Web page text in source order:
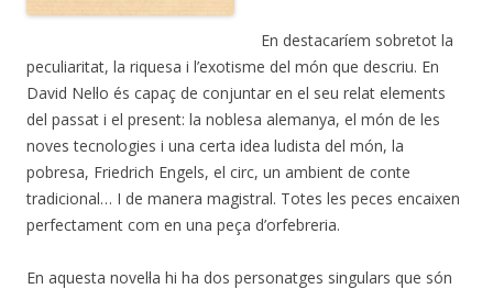
En destacaríem sobretot la
peculiaritat, la riquesa i l’exotisme del món que descriu. En
David Nel·lo és capaç de conjuntar en el seu relat elements
del passat i el present: la noblesa alemanya, el món de les
noves tecnologies i una certa idea ludista del món, la
pobresa, Friedrich Engels, el circ, un ambient de conte
tradicional… I de manera magistral. Totes les peces encaixen
perfectament com en una peça d’orfebreria.
En aquesta novel·la hi ha dos personatges singulars que són